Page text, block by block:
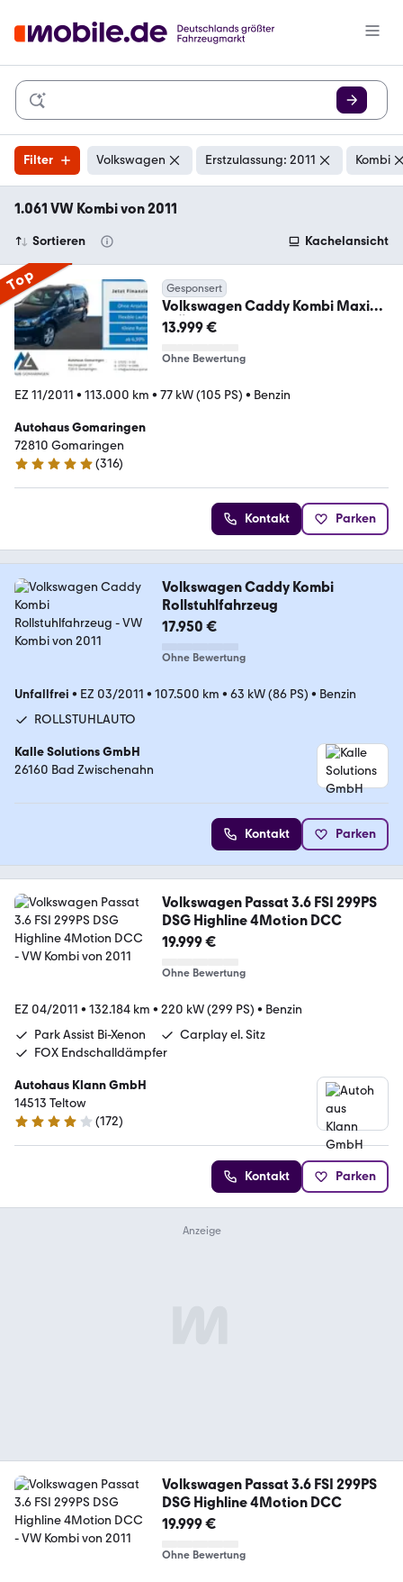
Filter Volkswagen Erstzulassung: 2011 Kombi
1.061 VW Kombi von 2011
Sortieren Kachelansicht
Top Gesponsert
Volkswagen Caddy Kombi Maxi
*TÜV NEU*PDC*AHK*LM*TEMP*
13.999 €
Ohne Bewertung
EZ 11/2011 • 113.000 km • 77 kW (105 PS) • Benzin
Autohaus Gomaringen
72810 Gomaringen
4.9 Sterne
(316)
Kontakt Parken
Volkswagen Caddy Kombi
Rollstuhlfahrzeug
17.950 €
Ohne Bewertung
Unfallfrei • EZ 03/2011 • 107.500 km • 63 kW (86 PS) • Benzin
ROLLSTUHLAUTO
Kalle Solutions GmbH
26160 Bad Zwischenahn
Kontakt Parken
Volkswagen Passat 3.6 FSI 299PS
DSG Highline 4Motion DCC
19.999 €
Ohne Bewertung
EZ 04/2011 • 132.184 km • 220 kW (299 PS) • Benzin
Park Assist Bi-Xenon
Carplay el. Sitz
FOX Endschalldämpfer
Autohaus Klann GmbH
14513 Teltow
4 Sterne
(172)
Kontakt Parken
Volkswagen Passat 3.6 FSI 299PS
DSG Highline 4Motion DCC
19.999 €
Ohne Bewertung